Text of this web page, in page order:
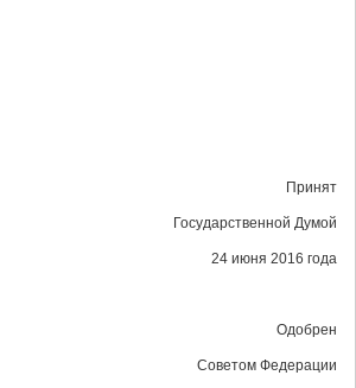
Принят
Государственной Думой
24 июня 2016 года
Одобрен
Советом Федерации